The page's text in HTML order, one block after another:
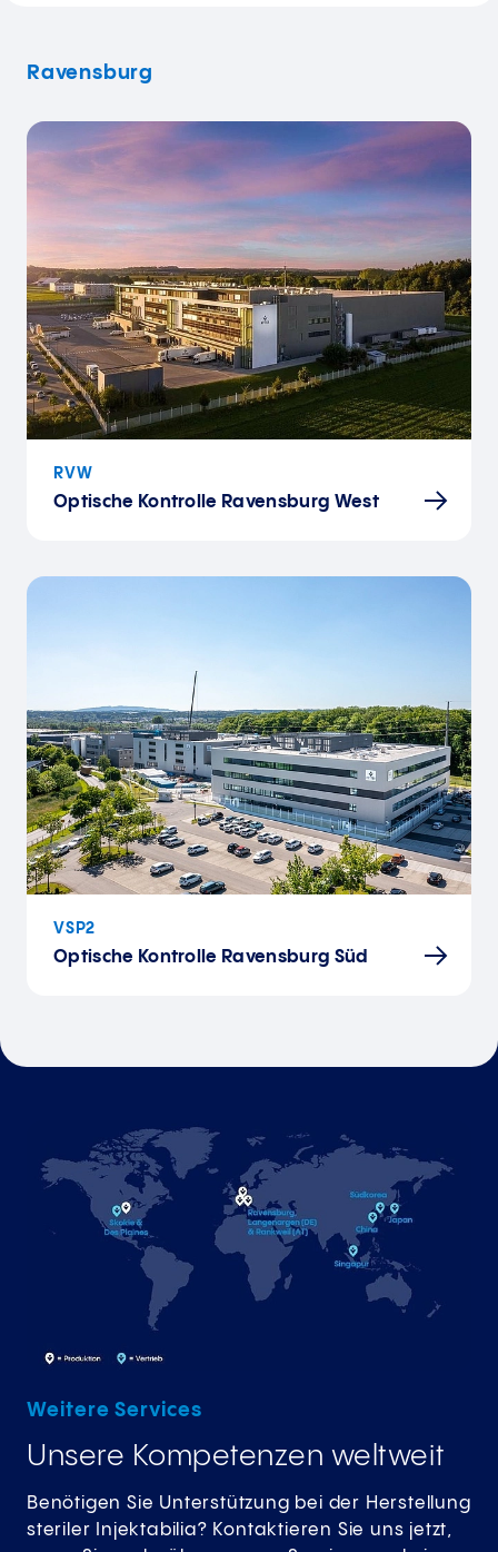
Ravensburg
RVW
Optische Kontrolle Ravensburg West
VSP2
Optische Kontrolle Ravensburg Süd
Weitere Services
Unsere Kompetenzen weltweit
Benötigen Sie Unterstützung bei der Herstellung
steriler Injektabilia? Kontaktieren Sie uns jetzt,